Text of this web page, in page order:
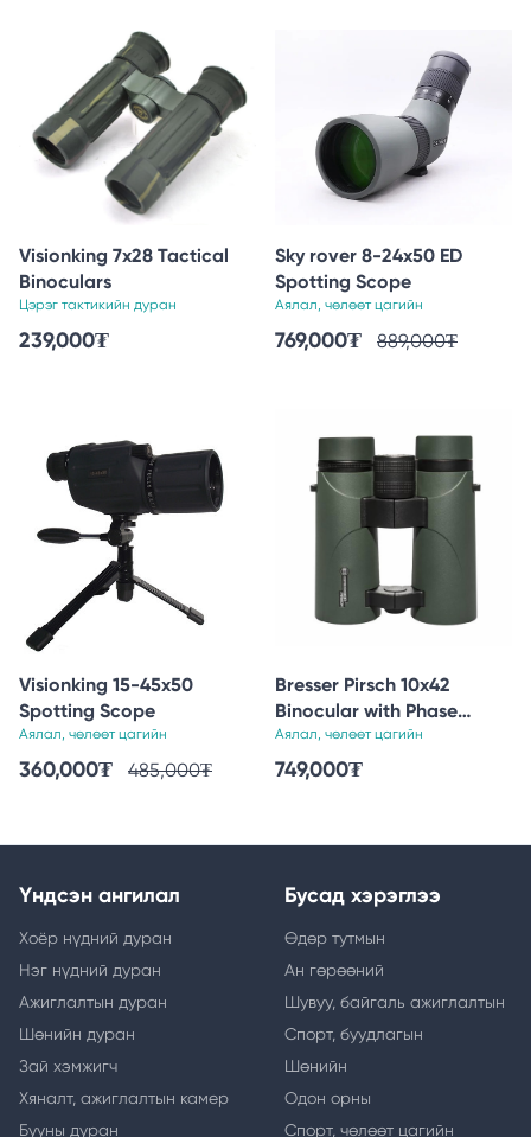
Visionking 7x28 Tactical
Binoculars
Цэрэг тактикийн дуран
239,000₮
Sky rover 8-24x50 ED
Spotting Scope
Аялал, чөлөөт цагийн
769,000₮ 889,000₮
Visionking 15-45x50
Spotting Scope
Аялал, чөлөөт цагийн
360,000₮ 485,000₮
Bresser Pirsch 10x42
Binocular with Phase
Coating
Аялал, чөлөөт цагийн
749,000₮
Үндсэн ангилал
Хоёр нүдний дуран
Нэг нүдний дуран
Ажиглалтын дуран
Шөнийн дуран
Зай хэмжигч
Хяналт, ажиглалтын камер
Бууны дуран
Бусад хэрэглээ
Өдөр тутмын
Ан гөрөөний
Шувуу, байгаль ажиглалтын
Спорт, буудлагын
Шөнийн
Одон орны
Спорт, чөлөөт цагийн